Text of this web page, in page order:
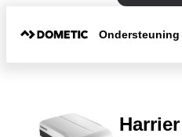
Ondersteuning
Harrier